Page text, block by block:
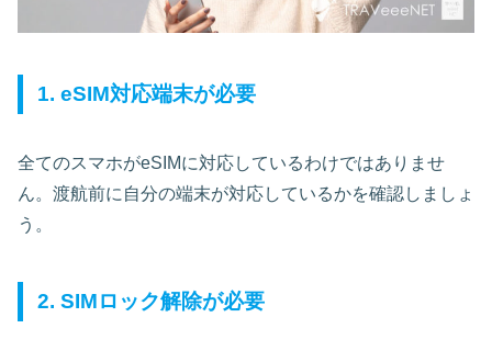
1. eSIM対応端末が必要
全てのスマホがeSIMに対応しているわけではありませ
ん。渡航前に自分の端末が対応しているかを確認しましょ
う。
2. SIMロック解除が必要